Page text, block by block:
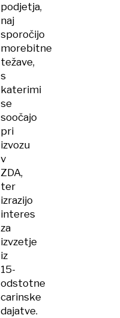
podjetja,
naj
sporočijo
morebitne
težave,
s
katerimi
se
soočajo
pri
izvozu
v
ZDA,
ter
izrazijo
interes
za
izvzetje
iz
15-
odstotne
carinske
dajatve.